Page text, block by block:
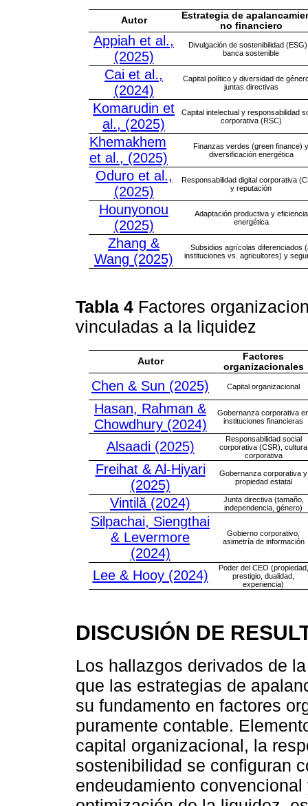
Autor
Estrategia de
no financiero
Appiah et al.,
(2025)
Divulgación de sostenibilidad
banca sostenible
Cai et al.,
(2024)
Capital político y diversidad de
juntas directivas
Komarudin et
al., (2025)
Capital intelectual y responsabilidad
corporativa (RSC)
Khemakhem
et al., (2025)
Finanzas verdes (green finance) y
diversificación energética
Oduro et al.,
(2025)
Responsabilidad digital corporativa
y reputación
Hounyonou
(2025)
Adaptación productiva y eficiencia
energética
Zhang &
Wang (2025)
Subsidios agrícolas diferenciados
instituciones vs. agricultores) y
Tabla 4 Factores
vinculadas a la liquidez
Autor
Factores
organizacionales
Chen & Sun (2025) Capital organizacional
Hasan, Rahman &
Chowdhury (2024)
Gobernanza corporativa
instituciones financieras
Alsaadi (2025)
Responsabilidad social
corporativa (CSR), cultura
corporativa
Freihat & Al-Hiyari
(2025)
Gobernanza corporativa y
propiedad estatal
Vintilă (2024)
Junta directiva (tamaño,
independencia, género)
Silpachai, Siengthai
& Levermore
(2024)
Gobierno corporativo,
asimetría de información
Lee & Hooy (2024)
Poder del CEO (propiedad,
prestigio, dualidad,
experiencia)
DISCUSIÓN DE
Los hallazgos derivados de
que las estrategias de
su fundamento en factores
puramente contable.
capital organizacional, la
sostenibilidad se configuran
endeudamiento